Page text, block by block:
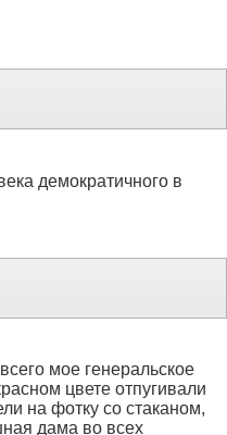
демократичного в
мое генеральское
цвете отпугивали
на фотку со стаканом,
дама во всех